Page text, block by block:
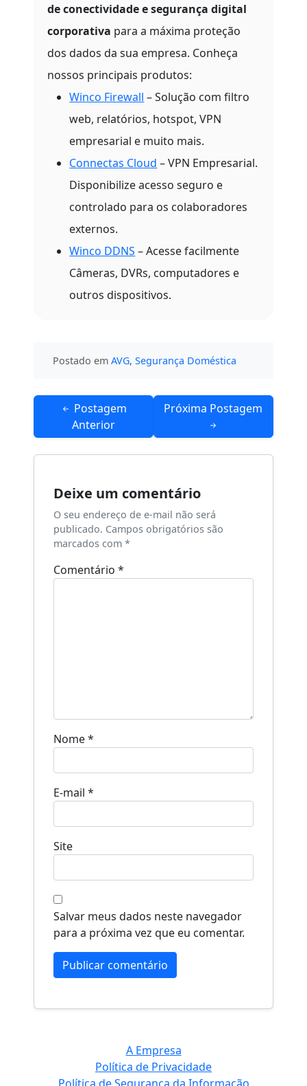
de conectividade e segurança digital
corporativa para a máxima proteção
dos dados da sua empresa. Conheça
nossos principais produtos:
Winco Firewall – Solução com filtro
web, relatórios, hotspot, VPN
empresarial e muito mais.
Connectas Cloud – VPN Empresarial.
Disponibilize acesso seguro e
controlado para os colaboradores
externos.
Winco DDNS – Acesse facilmente
Câmeras, DVRs, computadores e
outros dispositivos.
Postado emAVG,Segurança Doméstica
Navegação
Post
Postagem
Anterior
Próxima Postagem
Deixe um comentário
O seu endereço de e-mail não será
publicado. Campos obrigatórios são
marcados com*
Comentário*
Nome*
E-mail*
Site
Salvar meus dados neste navegador
para a próxima vez que eu comentar.
A Empresa
Política de Privacidade
Política de Segurança da Informação